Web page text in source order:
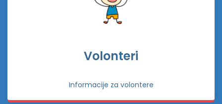
Volonteri
Informacije za volontere